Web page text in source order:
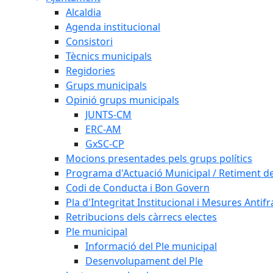
Alcaldia
Agenda institucional
Consistori
Tècnics municipals
Regidories
Grups municipals
Opinió grups municipals
JUNTS-CM
ERC-AM
GxSC-CP
Mocions presentades pels grups polítics
Programa d'Actuació Municipal / Retiment
Codi de Conducta i Bon Govern
Pla d'Integritat Institucional i Mesures
Retribucions dels càrrecs electes
Ple municipal
Informació del Ple municipal
Desenvolupament del Ple